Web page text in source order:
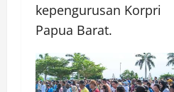
kepengurusan Korpri
Papua Barat.